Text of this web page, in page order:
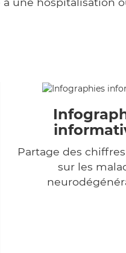
Partage des
sur les